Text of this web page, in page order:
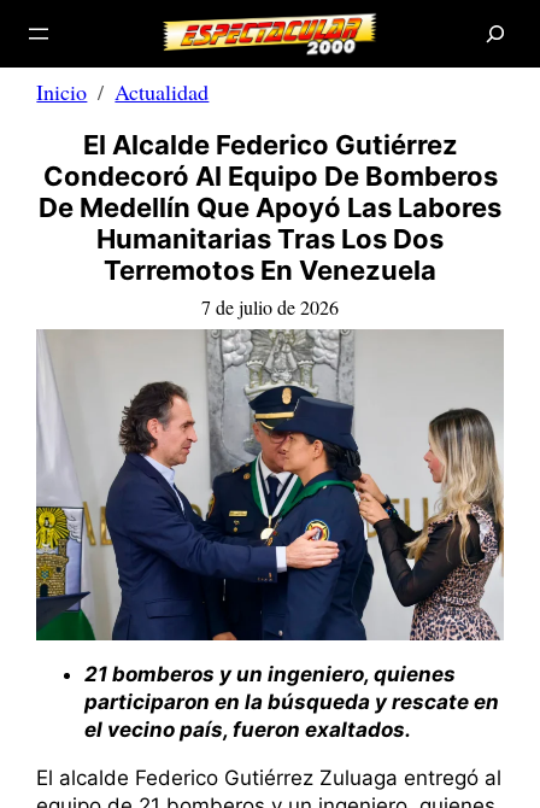
Saltar
contenido
a
Inicio Actualidad
El Alcalde Federico Gutiérrez
Condecoró Al Equipo De Bomberos
De Medellín Que Apoyó Las Labores
Humanitarias Tras Los Dos
Terremotos En Venezuela
7 de julio de 2026
21 bomberos y un ingeniero, quienes
participaron en la búsqueda y rescate en
el vecino país, fueron exaltados.
El alcalde Federico Gutiérrez Zuluaga entregó al